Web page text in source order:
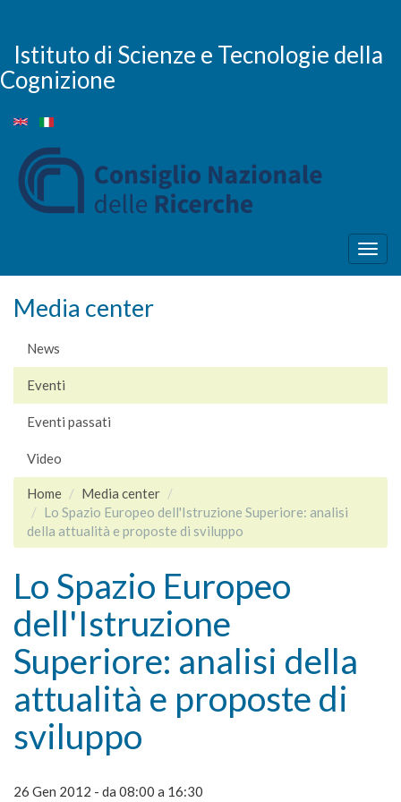
contenuto
principale
Istituto di Scienze e Tecnologie della
Cognizione
Media center
News
Eventi
Eventi passati
Video
Home
Media center
Lo Spazio Europeo dell'Istruzione Superiore: analisi
della attualità e proposte di sviluppo
Lo Spazio Europeo
dell'Istruzione
Superiore: analisi della
attualità e proposte di
sviluppo
26 Gen 2012 - da 08:00 a 16:30